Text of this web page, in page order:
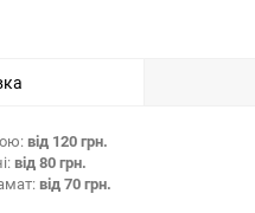
від 120 грн.
від 80 грн.
від 70 грн.